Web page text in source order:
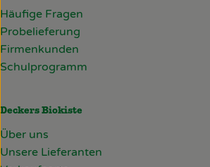
Häufige Fragen
Probelieferung
Firmenkunden
Schulprogramm
Deckers Biokiste
Über uns
Unsere Lieferanten